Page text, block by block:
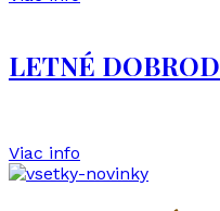
LETNÉ
Viac info